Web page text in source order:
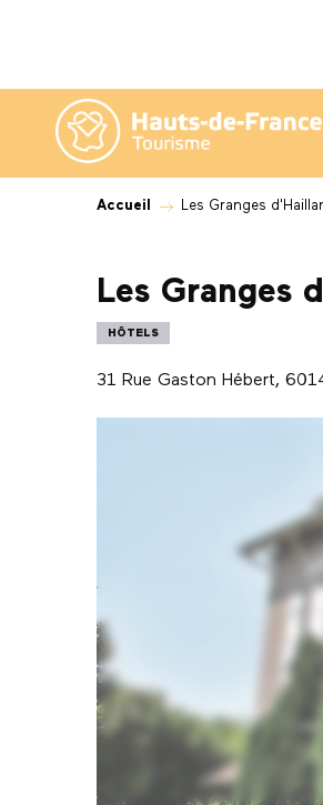
contenu
principal
Accueil Les Granges
Les Granges
HÔTELS
31 Rue Gaston Hébert,